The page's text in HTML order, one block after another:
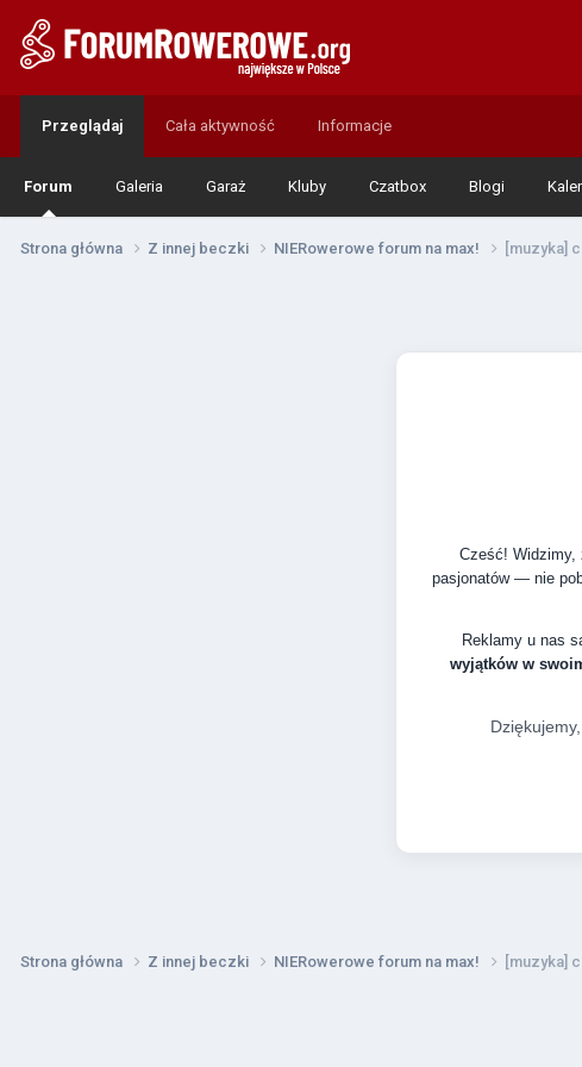
Przeglądaj
Forum Galeria Garaż Kluby Czatbox Blogi
Cała aktywność Informacje
Strona główna Z innej beczki NIERowerowe forum na max! [muzyka]
Cześć! Widzimy,
pasjonatów — nie
Reklamy u nas
wyjątków w
Strona główna Z innej beczki NIERowerowe forum na max! [muzyka]